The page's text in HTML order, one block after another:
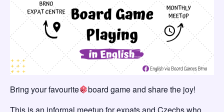
Bring your favourite
board game and share the joy!